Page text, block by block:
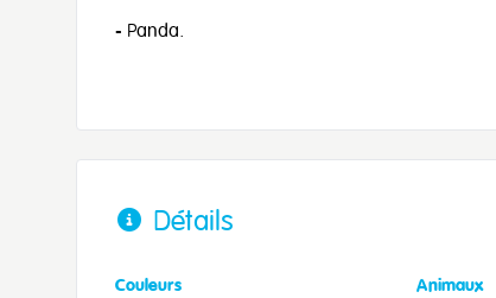
- Panda.
Détails
Couleurs Animaux